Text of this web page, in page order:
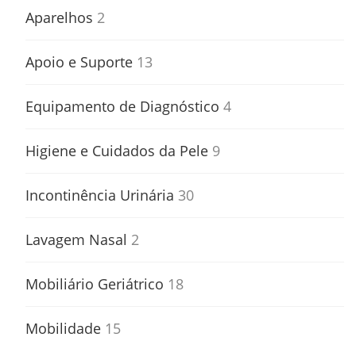
Aparelhos 2
Apoio e Suporte 13
Equipamento de Diagnóstico 4
Higiene e Cuidados da Pele 9
Incontinência Urinária 30
Lavagem Nasal 2
Mobiliário Geriátrico 18
Mobilidade 15